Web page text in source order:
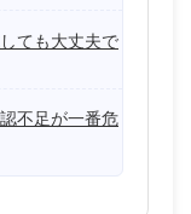
ても大丈夫で
不足が一番危